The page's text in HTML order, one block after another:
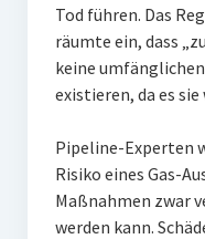
Tod führen. Das
räumte ein, dass
keine
existieren, da es
Pipeline-Experten
Risiko eines Gas-
Maßnahmen zwar
werden kann.